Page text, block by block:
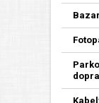
Bazar